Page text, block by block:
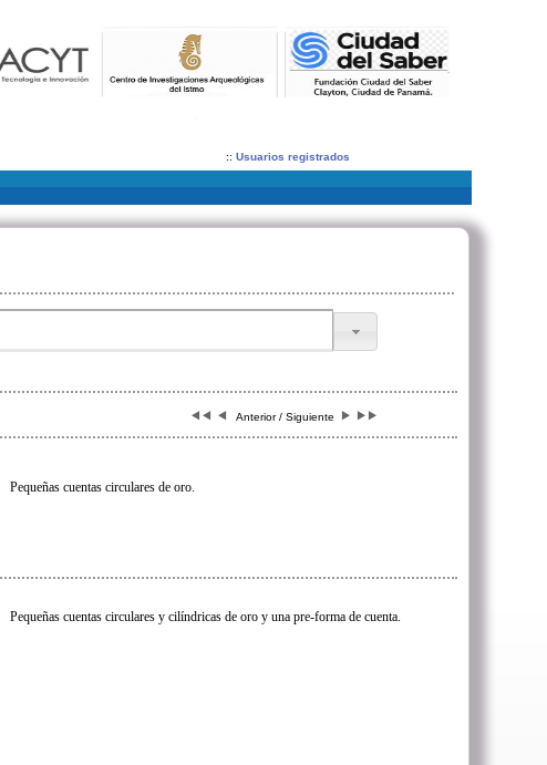
:: Usuarios registrados
Anterior / Siguiente
Pequeñas cuentas circulares de oro.
Pequeñas cuentas circulares y cilíndricas de oro y una pre-forma de cuenta.